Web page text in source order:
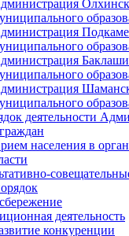
деятельности
населения в
деятельность
конкуренции